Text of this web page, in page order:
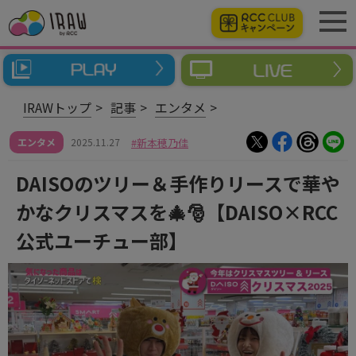
IRAWトップ 記事 エンタメ
エンタメ 2025.11.27 新本穂乃佳
DAISOのツリー＆手作りリースで華や
かなクリスマスを🎄🎅【DAISO×RCC
公式ユーチュー部】